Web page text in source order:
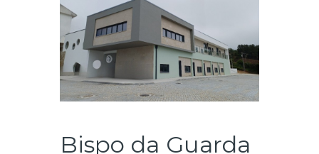
AGENDA
MULTIMÉDIA
SENTIR COM A IGREJA
CONTACTOS
Bispo da Guarda